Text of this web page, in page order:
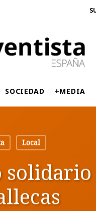
SOCIEDAD +MEDIA
Local